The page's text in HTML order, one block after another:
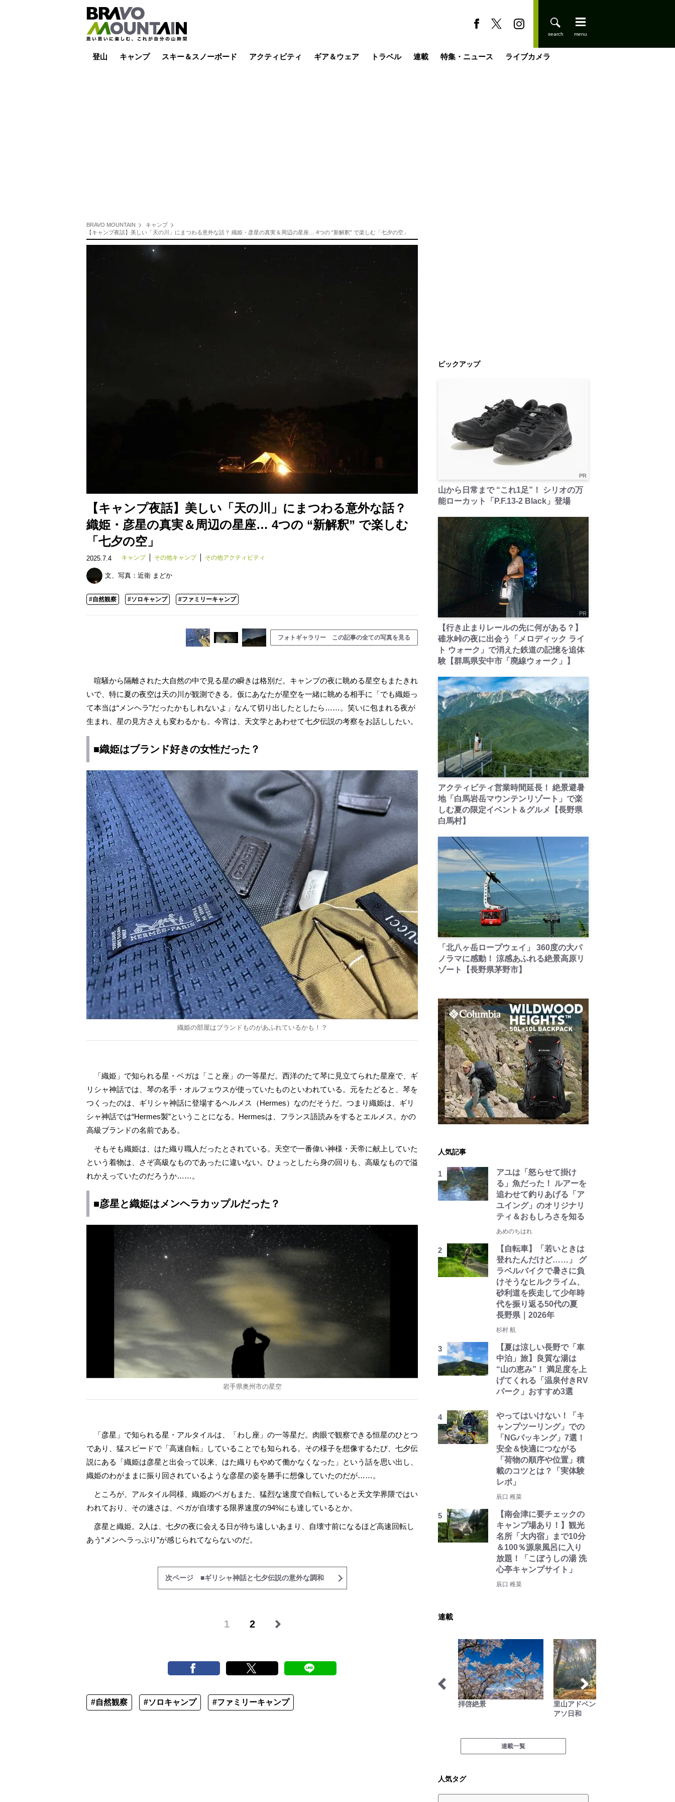
登山 キャンプ スキー＆スノーボード アクティビティ ギア＆ウェア トラベル 連載 特集・ニュース ライブカメラ
BRAVO MOUNTAIN
キャンプ
【キャンプ夜話】美しい「天の川」にまつわる意外な話？ 織姫・彦星の真実＆周辺の星座… 4つの “新解釈” で楽しむ「七夕の空」
【キャンプ夜話】美しい「天の川」にまつわる意外な話？
織姫・彦星の真実＆周辺の星座… 4つの “新解釈” で楽しむ
「七夕の空」
2025.7.4 キャンプ その他キャンプ その他アクティビティ
文、写真： 近衛 まどか
#自然観察 #ソロキャンプ #ファミリーキャンプ
フォトギャラリー この記事の全ての写真を見る
喧騒から隔離された大自然の中で見る星の瞬きは格別だ。キャンプの夜に眺める星空もまたきれ
いで、特に夏の夜空は天の川が観測できる。仮にあなたが星空を一緒に眺める相手に「でも織姫っ
て本当は“メンヘラ”だったかもしれないよ」なんて切り出したとしたら……。笑いに包まれる夜が
生まれ、星の見方さえも変わるかも。今宵は、天文学とあわせて七夕伝説の考察をお話ししたい。
■織姫はブランド好きの女性だった？
織姫の部屋はブランドものがあふれているかも！？
「織姫」で知られる星・ベガは「こと座」の一等星だ。西洋のたて琴に見立てられた星座で、ギ
リシャ神話では、琴の名手・オルフェウスが使っていたものといわれている。元をたどると、琴を
つくったのは、ギリシャ神話に登場するヘルメス（Hermes）なのだそうだ。つまり織姫は、ギリ
シャ神話では“Hermes製”ということになる。Hermesは、フランス語読みをするとエルメス。かの
高級ブランドの名前である。
そもそも織姫は、はた織り職人だったとされている。天空で一番偉い神様・天帝に献上していた
という着物は、さぞ高級なものであったに違いない。ひょっとしたら身の回りも、高級なもので溢
れかえっていたのだろうか……。
■彦星と織姫はメンヘラカップルだった？
岩手県奥州市の星空
「彦星」で知られる星・アルタイルは、「わし座」の一等星だ。肉眼で観察できる恒星のひとつ
であり、猛スピードで「高速自転」していることでも知られる。その様子を想像するたび、七夕伝
説にある「織姫は彦星と出会って以来、はた織りもやめて働かなくなった」という話を思い出し、
織姫のわがままに振り回されているような彦星の姿を勝手に想像していたのだが……。
ところが、アルタイル同様、織姫のベガもまた、猛烈な速度で自転していると天文学界隈ではい
われており、その速さは、ベガが自壊する限界速度の94%にも達しているとか。
彦星と織姫。2人は、七夕の夜に会える日が待ち遠しいあまり、自壊寸前になるほど高速回転し
あう“メンヘラっぷり”が感じられてならないのだ。
次ページ ■ギリシャ神話と七夕伝説の意外な調和
1 2
#自然観察 #ソロキャンプ #ファミリーキャンプ
ピックアップ
PR
山から日常まで “これ1足”！ シリオの万
能ローカット「P.F.13-2 Black」登場
PR
【行き止まりレールの先に何がある？】
碓氷峠の夜に出会う「メロディック ライ
ト ウォーク」で消えた鉄道の記憶を追体
験【群馬県安中市「廃線ウォーク」】
PR
アクティビティ営業時間延長！ 絶景避暑
地「白馬岩岳マウンテンリゾート」で楽
しむ夏の限定イベント＆グルメ【長野県
白馬村】
PR
「北八ヶ岳ロープウェイ」 360度の大パ
ノラマに感動！ 涼感あふれる絶景高原リ
ゾート【長野県茅野市】
人気記事
アユは「怒らせて掛け
る」魚だった！ ルアーを
追わせて釣りあげる「ア
ユイング」のオリジナリ
ティ＆おもしろさを知る
あめのちはれ
【自転車】「若いときは
登れたんだけど……」 グ
ラベルバイクで暑さに負
けそうなヒルクライム、
砂利道を疾走して少年時
代を振り返る50代の夏
長野県｜2026年
杉村 航
【夏は涼しい長野で「車
中泊」旅】良質な湯は
“山の恵み”！ 満足度を上
げてくれる「温泉付きRV
パーク」おすすめ3選
やってはいけない！「キ
ャンプツーリング」での
「NGパッキング」7選！
安全＆快適につながる
「荷物の順序や位置」積
載のコツとは？「実体験
レポ」
辰口 稚菜
【南会津に要チェックの
キャンプ場あり！】観光
名所「大内宿」まで10分
＆100％源泉風呂に入り
放題！「こぼうしの湯 洗
心亭キャンプサイト」
辰口 稚菜
連載
焚き火の話 拝啓絶景
里山アドベンチャー！ソト
アソ日和
連載一覧
人気タグ